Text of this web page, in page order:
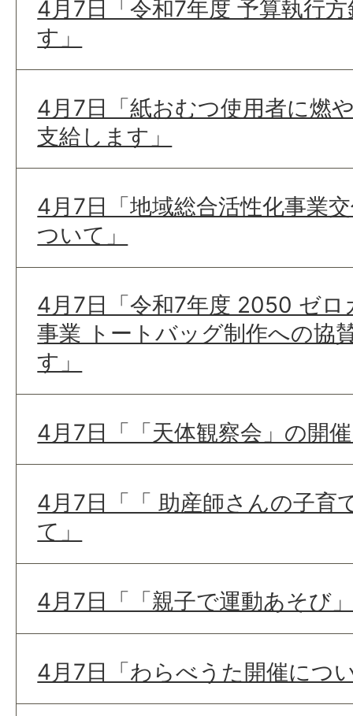
4月7日「令和7年度 予算執行
す」
4月7日「紙おむつ使用者に燃
支給します」
4月7日「地域総合活性化事業
ついて」
4月7日「令和7年度 2050 ゼ
事業 トートバッグ制作への協
す」
4月7日「「天体観察会」の開
4月7日「「 助産師さんの子育
て」
4月7日「「親子で運動あそび
4月7日「わらべうた開催につ